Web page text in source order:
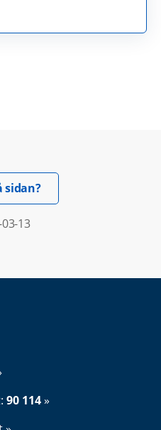
sidan?Öppnas i nytt fönster.
13
90 114